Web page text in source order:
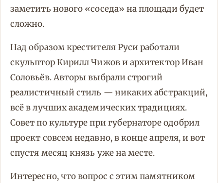
заметить нового «соседа» на площади будет
сложно.
Над образом крестителя Руси работали
скульптор Кирилл Чижов и архитектор Иван
Соловьёв. Авторы выбрали строгий
реалистичный стиль — никаких абстракций,
всё в лучших академических традициях.
Совет по культуре при губернаторе одобрил
проект совсем недавно, в конце апреля, и вот
спустя месяц князь уже на месте.
Интересно, что вопрос с этим памятником